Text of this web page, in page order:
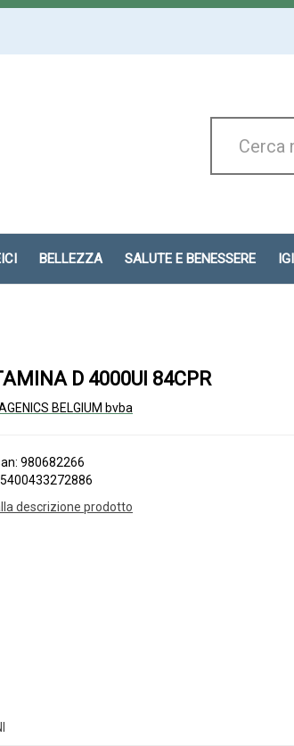
Prodotto
BELLEZZA SALUTE E BENESSERE
D 4000UI 84CPR
BELGIUM bvba
980682266
descrizione prodotto